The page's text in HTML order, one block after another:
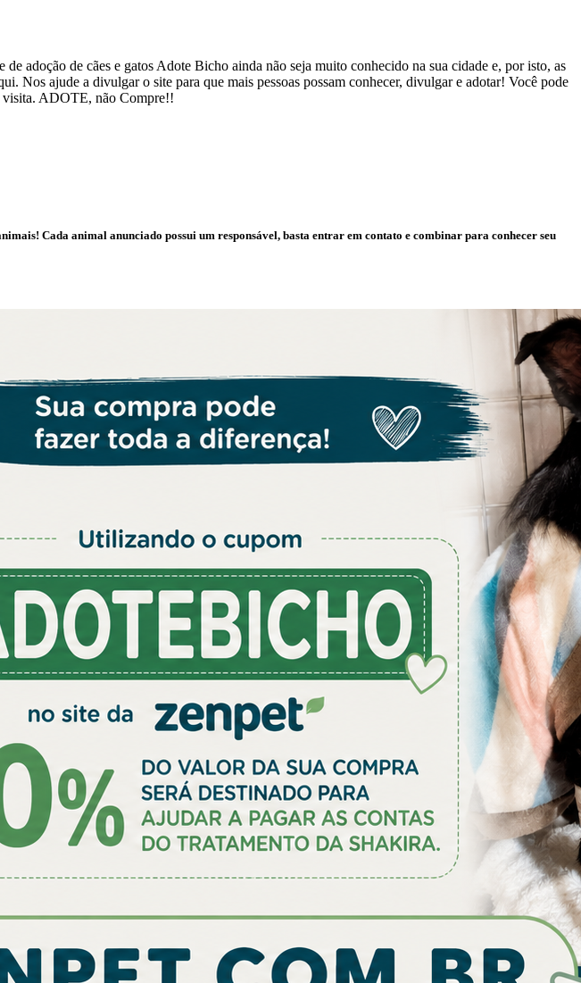
adoção de cães e gatos Adote Bicho ainda não seja muito conhecido na sua cidade e, por isto, as
Nos ajude a divulgar o site para que mais pessoas possam conhecer, divulgar e adotar! Você pode
visita. ADOTE, não Compre!!
Cada animal anunciado possui um responsável, basta entrar em contato e combinar para conhecer seu